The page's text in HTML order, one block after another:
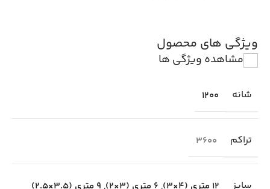
ویژگی های محصول
مشاهده ویژگی ها
شانه 1200
تراکم 3600
سایز